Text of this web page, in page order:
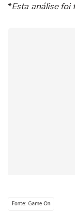
*Esta análise foi
Fonte: Game On